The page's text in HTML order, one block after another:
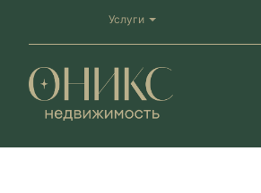
Услуги